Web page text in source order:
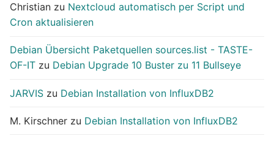
Christian zu Nextcloud automatisch per Script und
Cron aktualisieren
Debian Übersicht Paketquellen sources.list - TASTE-
OF-IT zu Debian Upgrade 10 Buster zu 11 Bullseye
JARVIS zu Debian Installation von InfluxDB2
M. Kirschner zu Debian Installation von InfluxDB2